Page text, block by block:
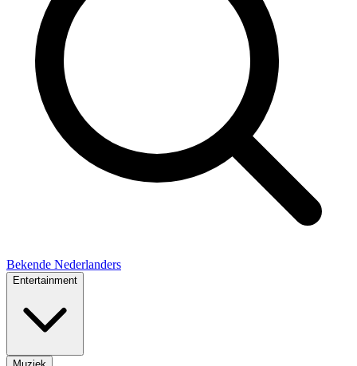
Bekende Nederlanders
Entertainment